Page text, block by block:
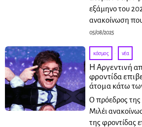
εξάμηνο του
ανακοίνωση
05/08/2025
κόσμος · νέα
Η Αργεντινή
φροντίδα
άτομα κάτω
Ο πρόεδρος της
Μιλέι
της φροντίδας